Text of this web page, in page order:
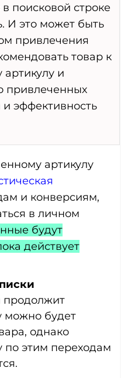
поисковой строке
И это может быть
привлечения
товар к
артикулу и
привлеченных
и эффективность
артикулу
и конверсиям,
в личном
будут
действует
продолжит
можно будет
однако
по этим переходам